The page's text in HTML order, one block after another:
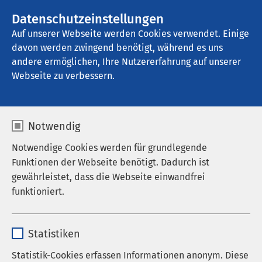
Datenschutzeinstellungen
Auf unserer Webseite werden Cookies verwendet. Einige
davon werden zwingend benötigt, während es uns
andere ermöglichen, Ihre Nutzererfahrung auf unserer
Webseite zu verbessern.
Notwendig
Notwendige Cookies werden für grundlegende
Funktionen der Webseite benötigt. Dadurch ist
gewährleistet, dass die Webseite einwandfrei
funktioniert.
Anbieter sgalinski
Statistiken
Statistik-Cookies erfassen Informationen anonym. Diese
AMEOS Eingliederung Bremen
Verantwortung bei AMEOS Investitionen
17.10.2025 AMEOS Gruppe
Unterzeichnung: AMEOS
übernimmt Josephs-Hospital
Warendorf